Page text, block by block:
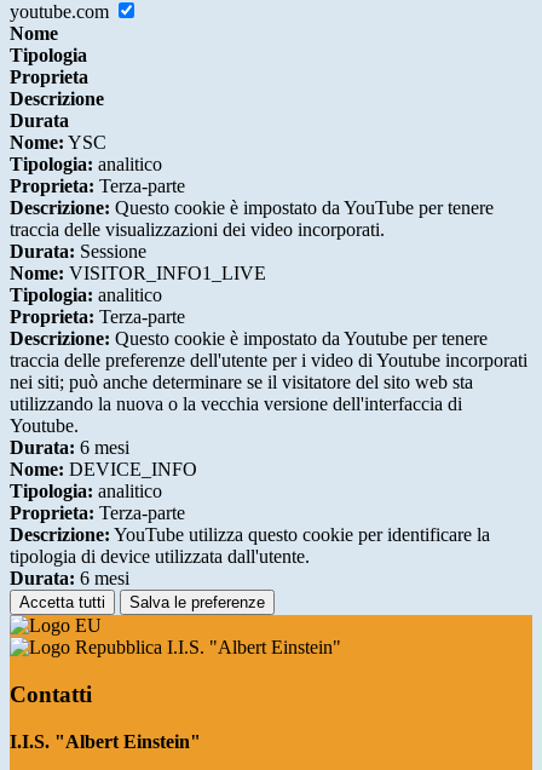
youtube.com
Nome
Tipologia
Proprieta
Descrizione
Durata
Nome: YSC
Tipologia: analitico
Proprieta: Terza-parte
Descrizione: Questo cookie è impostato da YouTube per tenere
traccia delle visualizzazioni dei video incorporati.
Durata: Sessione
Nome: VISITOR_INFO1_LIVE
Tipologia: analitico
Proprieta: Terza-parte
Descrizione: Questo cookie è impostato da Youtube per tenere
traccia delle preferenze dell'utente per i video di Youtube incorporati
nei siti; può anche determinare se il visitatore del sito web sta
utilizzando la nuova o la vecchia versione dell'interfaccia di
Youtube.
Durata: 6 mesi
Nome: DEVICE_INFO
Tipologia: analitico
Proprieta: Terza-parte
Descrizione: YouTube utilizza questo cookie per identificare la
tipologia di device utilizzata dall'utente.
Durata: 6 mesi
Accetta tutti Salva le preferenze
I.I.S. "Albert Einstein"
Contatti
I.I.S. "Albert Einstein"